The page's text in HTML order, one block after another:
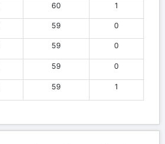
60 1
59 0
59 0
59 0
59 1